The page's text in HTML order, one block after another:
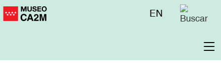
Pasar
Menú
EN